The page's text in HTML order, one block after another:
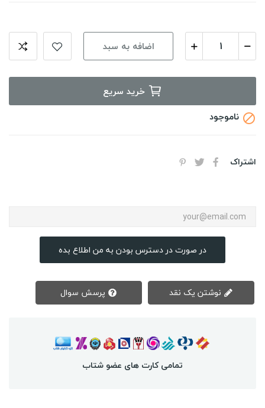
اضافه به سبد
خرید سریع
 ناموجود
اشتراک
در صورت در دسترس بودن به من اطلاع بده
تمامی کارت های عضو شتاب